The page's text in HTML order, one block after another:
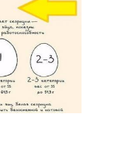
Курица с баклажанами
Курица в майонезе